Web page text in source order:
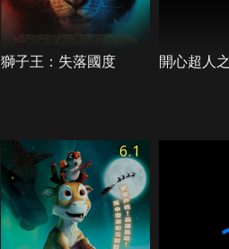
獅子王：失落國度 開心超人
6.1